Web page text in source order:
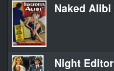
Naked Alibi
Night Editor